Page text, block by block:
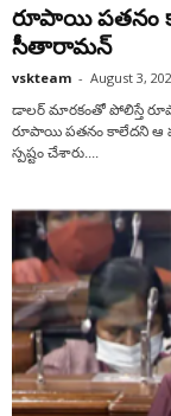
రూపాయి పతనం
సీతారామ‌న్‌
vskteam - August 3,
డాలర్ మార‌కంతో పోలిస్తే
రూపాయి ప‌త‌నం కాలేద‌ని ఆ
స్పష్టం చేశారు....